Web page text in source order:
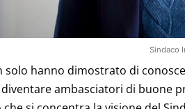
Sindaco
solo hanno dimostrato di
ambasciatori di buone